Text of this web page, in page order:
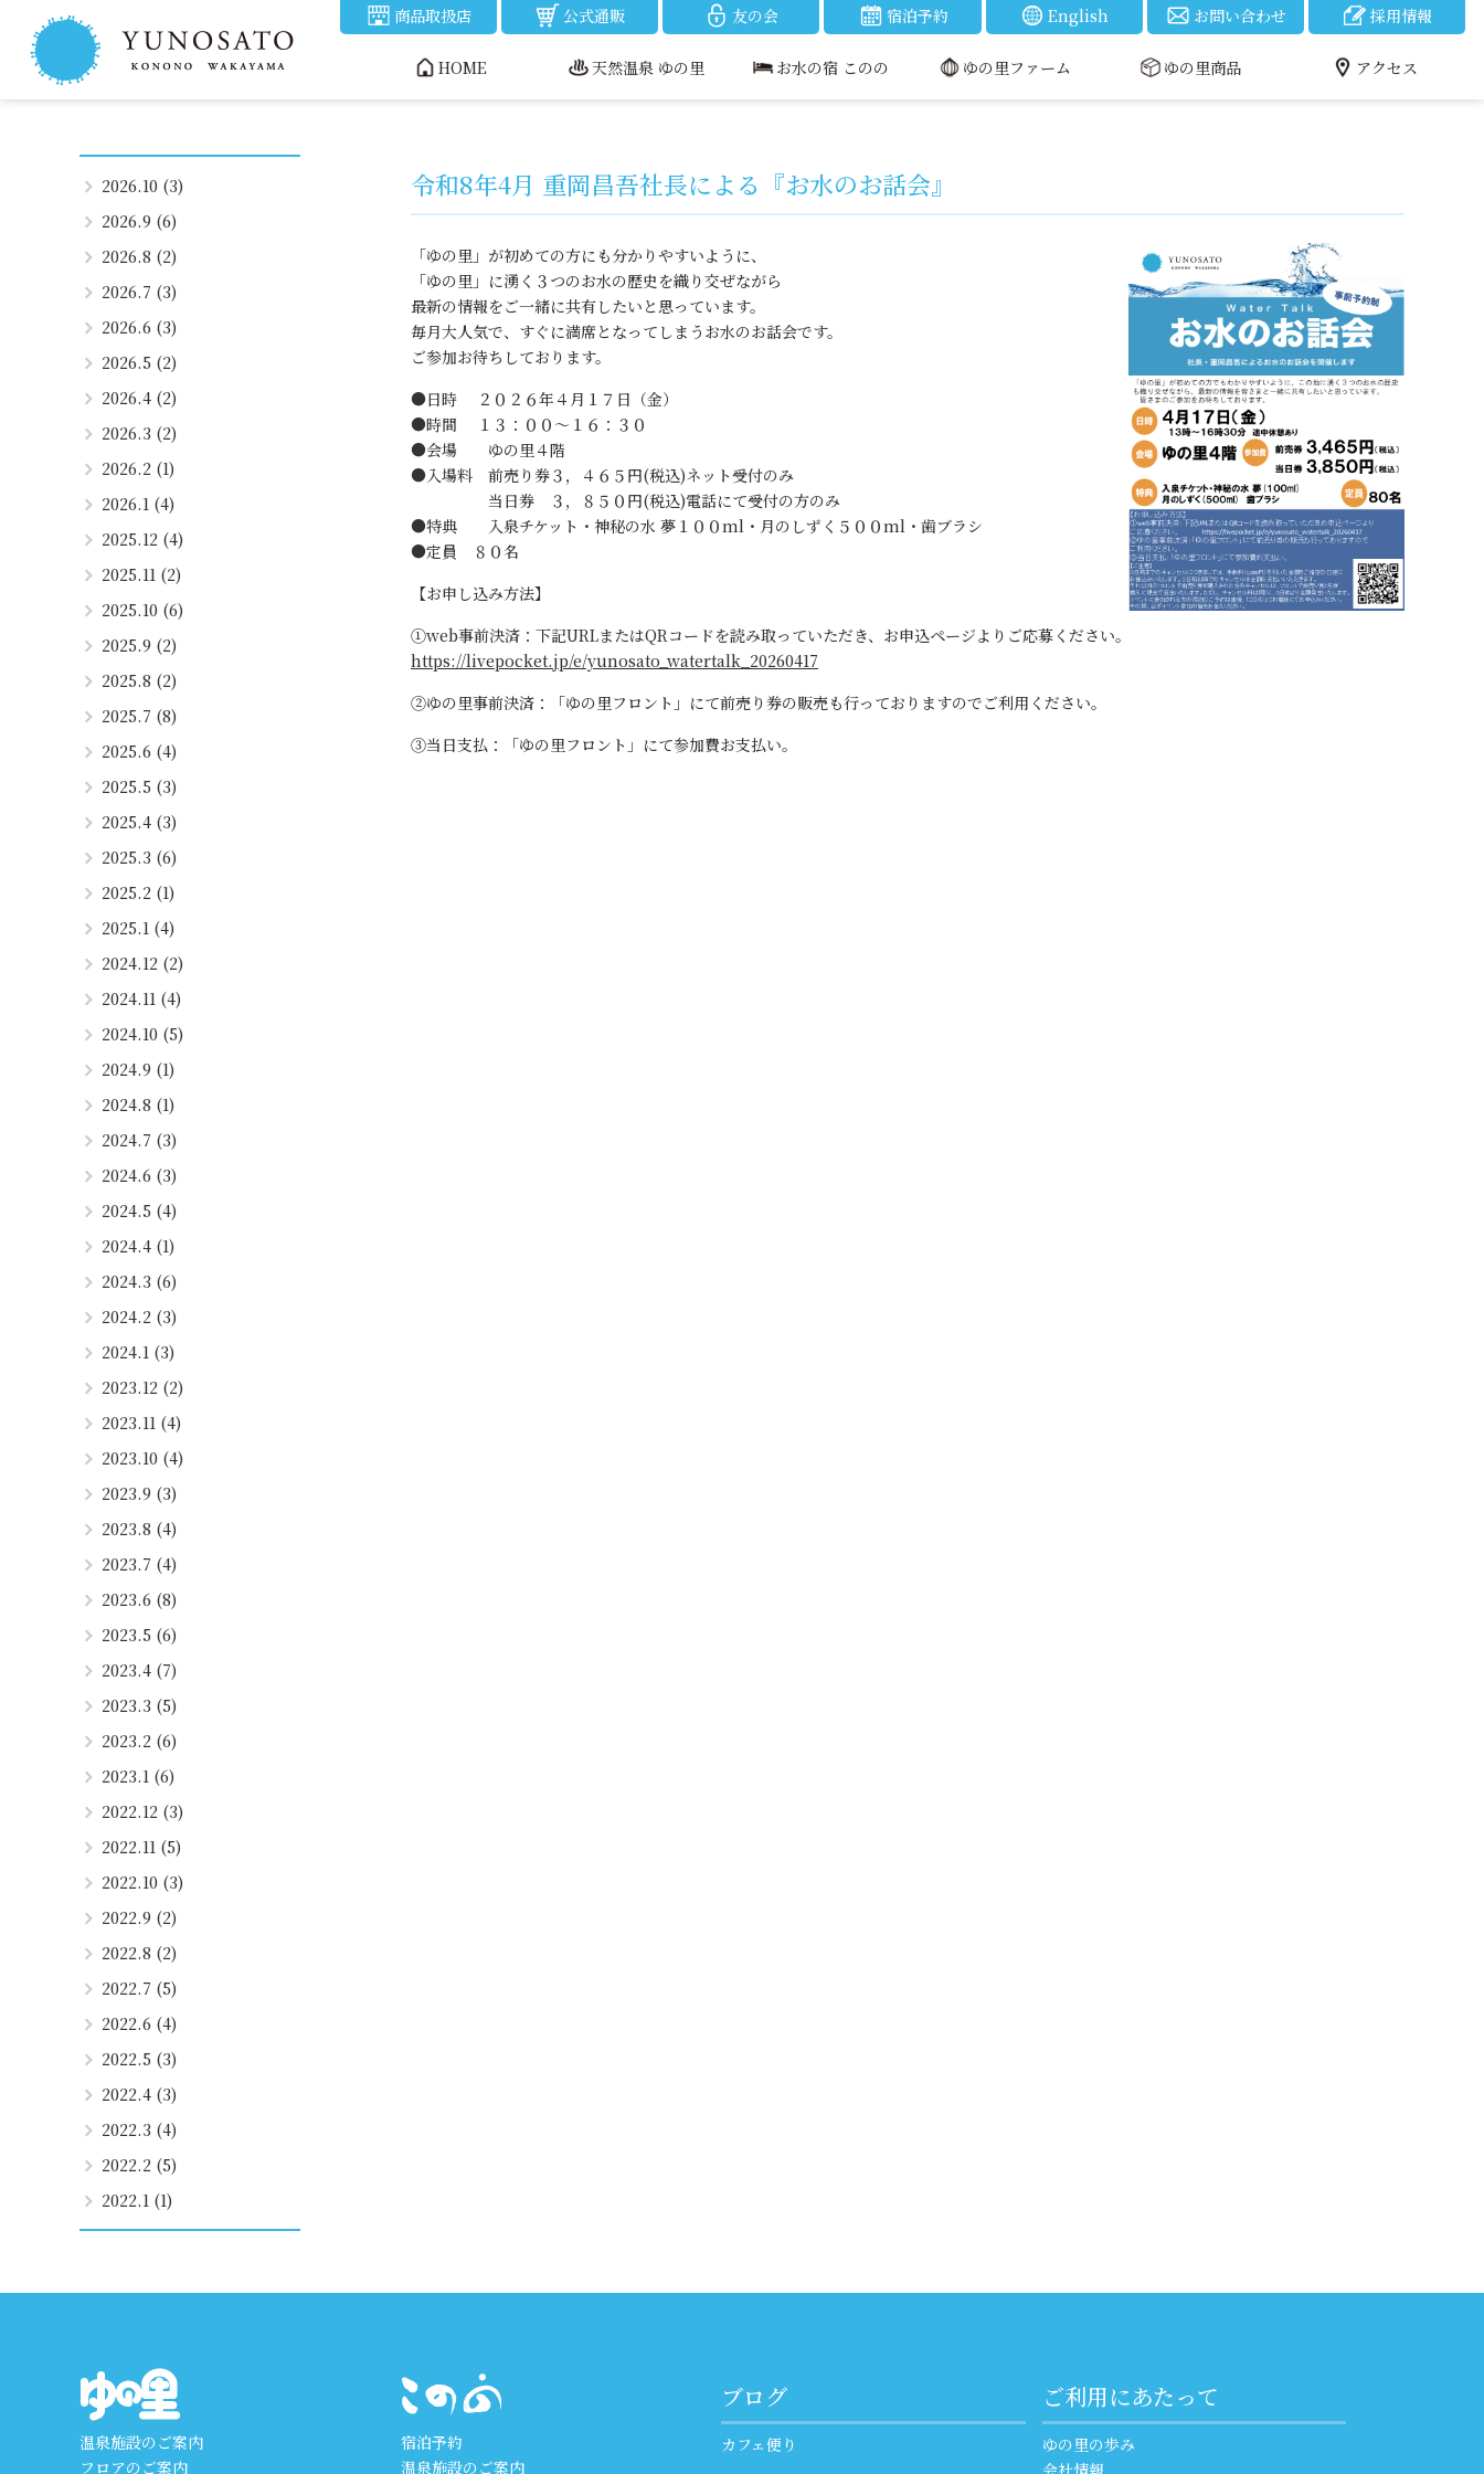
商品取扱店 公式通販 友の会 宿泊予約 English お問い合わせ 採用情報
HOME 天然温泉 ゆの里 お水の宿 このの ゆの里ファーム ゆの里商品 アクセス
2026.10 (3)
2026.9 (6)
2026.8 (2)
2026.7 (3)
2026.6 (3)
2026.5 (2)
2026.4 (2)
2026.3 (2)
2026.2 (1)
2026.1 (4)
2025.12 (4)
2025.11 (2)
2025.10 (6)
2025.9 (2)
2025.8 (2)
2025.7 (8)
2025.6 (4)
2025.5 (3)
2025.4 (3)
2025.3 (6)
2025.2 (1)
2025.1 (4)
2024.12 (2)
2024.11 (4)
2024.10 (5)
2024.9 (1)
2024.8 (1)
2024.7 (3)
2024.6 (3)
2024.5 (4)
2024.4 (1)
2024.3 (6)
2024.2 (3)
2024.1 (3)
2023.12 (2)
2023.11 (4)
2023.10 (4)
2023.9 (3)
2023.8 (4)
2023.7 (4)
2023.6 (8)
2023.5 (6)
2023.4 (7)
2023.3 (5)
2023.2 (6)
2023.1 (6)
2022.12 (3)
2022.11 (5)
2022.10 (3)
2022.9 (2)
2022.8 (2)
2022.7 (5)
2022.6 (4)
2022.5 (3)
2022.4 (3)
2022.3 (4)
2022.2 (5)
2022.1 (1)
令和8年4月 重岡昌吾社長による『お水のお話会』
「ゆの里」が初めての方にも分かりやすいように、
「ゆの里」に湧く３つのお水の歴史を織り交ぜながら
最新の情報をご一緒に共有したいと思っています。
毎月大人気で、すぐに満席となってしまうお水のお話会です。
ご参加お待ちしております。
●日時 ２０２６年４月１７日（金）
●時間 １３：００～１６：３０
●会場 ゆの里４階
●入場料 前売り券３，４６５円(税込)ネット受付のみ
当日券 ３，８５０円(税込)電話にて受付の方のみ
●特典 入泉チケット・神秘の水 夢１００ml・月のしずく５００ml・歯ブラシ
●定員 ８０名
【お申し込み方法】
①web事前決済：下記URLまたはQRコードを読み取っていただき、お申込ページよりご応募ください。
https://livepocket.jp/e/yunosato_watertalk_20260417
②ゆの里事前決済：「ゆの里フロント」にて前売り券の販売も行っておりますのでご利用ください。
③当日支払：「ゆの里フロント」にて参加費お支払い。
温泉施設のご案内
フロアのご案内
宿泊予約
温泉施設のご案内
ブログ
カフェ便り
ご利用にあたって
ゆの里の歩み
会社情報